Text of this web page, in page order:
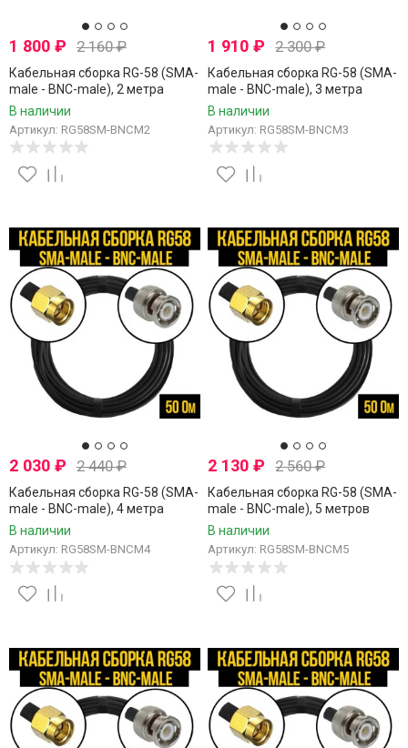
1 800 ₽ 2 160₽
Кабельная сборка RG-58 (SMA-
male - BNC-male), 2 метра
В наличии
Артикул: RG58SM-BNCM2
1 910₽ 2 300₽
Кабельная сборка RG-58 (SMA-
male - BNC-male), 3 метра
В наличии
Артикул: RG58SM-BNCM3
2 030 ₽ 2 440₽
Кабельная сборка RG-58 (SMA-
male - BNC-male), 4 метра
В наличии
Артикул: RG58SM-BNCM4
2 130₽ 2 560₽
Кабельная сборка RG-58 (SMA-
male - BNC-male), 5 метров
В наличии
Артикул: RG58SM-BNCM5